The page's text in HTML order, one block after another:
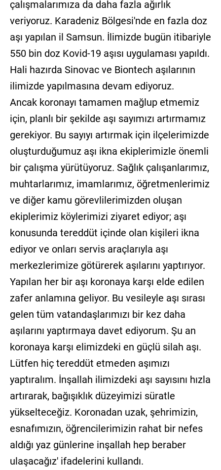
çalışmalarımıza da daha fazla ağırlık
veriyoruz. Karadeniz Bölgesi'nde en fazla doz
aşı yapılan il Samsun. İlimizde bugün itibariyle
550 bin doz Kovid-19 aşısı uygulaması yapıldı.
Hali hazırda Sinovac ve Biontech aşılarının
ilimizde yapılmasına devam ediyoruz.
Ancak koronayı tamamen mağlup etmemiz
için, planlı bir şekilde aşı sayımızı artırmamız
gerekiyor. Bu sayıyı artırmak için ilçelerimizde
oluşturduğumuz aşı ikna ekiplerimizle önemli
bir çalışma yürütüyoruz. Sağlık çalışanlarımız,
muhtarlarımız, imamlarımız, öğretmenlerimiz
ve diğer kamu görevlilerimizden oluşan
ekiplerimiz köylerimizi ziyaret ediyor; aşı
konusunda tereddüt içinde olan kişileri ikna
ediyor ve onları servis araçlarıyla aşı
merkezlerimize götürerek aşılarını yaptırıyor.
Yapılan her bir aşı koronaya karşı elde edilen
zafer anlamına geliyor. Bu vesileyle aşı sırası
gelen tüm vatandaşlarımızı bir kez daha
aşılarını yaptırmaya davet ediyorum. Şu an
koronaya karşı elimizdeki en güçlü silah aşı.
Lütfen hiç tereddüt etmeden aşımızı
yaptıralım. İnşallah ilimizdeki aşı sayısını hızla
artırarak, bağışıklık düzeyimizi süratle
yükselteceğiz. Koronadan uzak, şehrimizin,
esnafımızın, öğrencilerimizin rahat bir nefes
aldığı yaz günlerine inşallah hep beraber
ulaşacağız' ifadelerini kullandı.